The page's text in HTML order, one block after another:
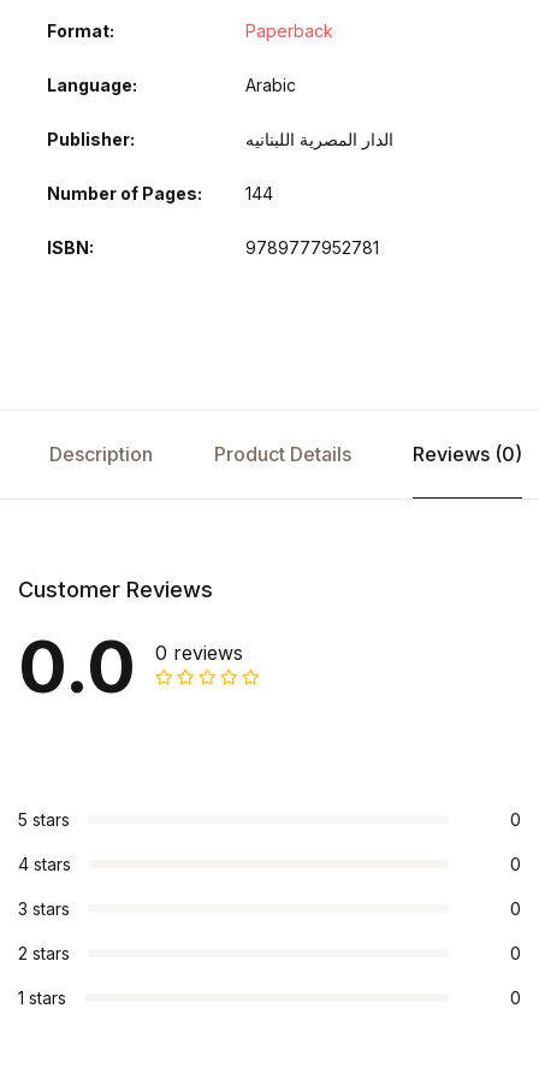
Format Paperback
Language Arabic
Publisher الدار المصرية اللبنانيه
Number of Pages 144
ISBN 9789777952781
Description Product Details Reviews (0)
Customer Reviews
0.0 0 reviews
5 stars 0
4 stars 0
3 stars 0
2 stars 0
1 stars 0